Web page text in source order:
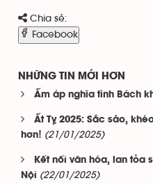
Chia sẻ:
Facebook
NHỮNG TIN MỚI HƠN
Ấm áp nghĩa tình Bách
Ất Tỵ 2025: Sắc sảo,
hơn! (21/01/2025)
Kết nối văn hóa, lan tỏa
Nội (22/01/2025)